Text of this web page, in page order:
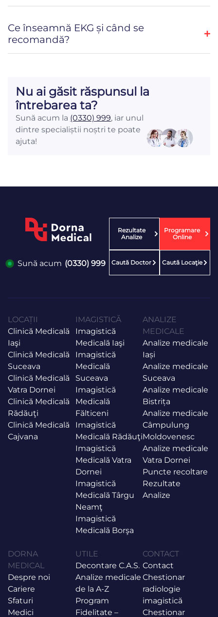
Ce înseamnă EKG și când se
recomandă?
Nu ai găsit răspunsul la
întrebarea ta?
Sună acum la (0330) 999, iar unul
dintre specialiștii noștri te poate
ajuta!
Sună acum (0330) 999
Rezultate
Analize
Programare
Online
Caută Doctor Caută Locaţie
LOCAȚII
Clinică Medicală
Iaşi
Clinică Medicală
Suceava
Clinică Medicală
Vatra Dornei
Clinică Medicală
Rădăuţi
Clinică Medicală
Cajvana
IMAGISTICĂ
Imagistică
Medicală Iaşi
Imagistică
Medicală
Suceava
Imagistică
Medicală
Fălticeni
Imagistică
Medicală Rădăuţi
Imagistică
Medicală Vatra
Dornei
Imagistică
Medicală Târgu
Neamţ
Imagistică
Medicală Borşa
ANALIZE
MEDICALE
Analize medicale
Iași
Analize medicale
Suceava
Analize medicale
Bistrița
Analize medicale
Câmpulung
Moldovenesc
Analize medicale
Vatra Dornei
Puncte recoltare
Rezultate
Analize
DORNA
MEDICAL
Despre noi
Cariere
Sfaturi
Medici
UTILE
Decontare C.A.S.
Analize medicale
de la A-Z
Program
Fidelitate –
CONTACT
Contact
Chestionar
radiologie
imagistică
Chestionar